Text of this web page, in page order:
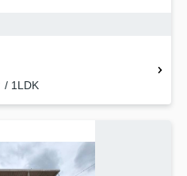
/ 1LDK